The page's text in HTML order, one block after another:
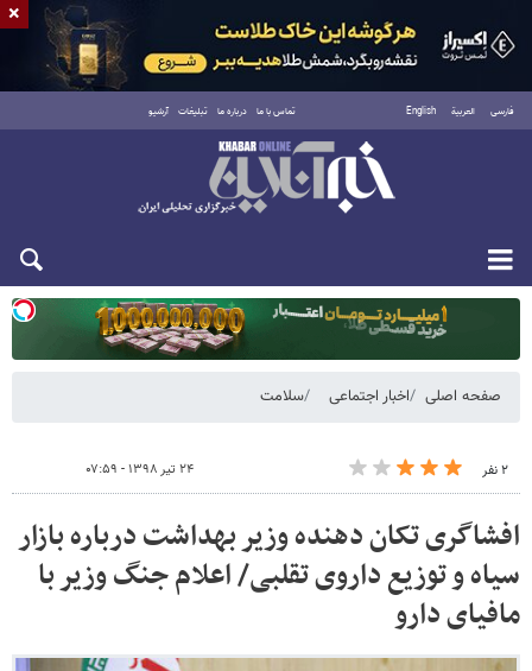
فارسی العربية English تماس با ما درباره ما تبلیغات آرشیو
یکشنبه ۱۸ مرداد ۱۴۰۵
صفحه اصلی اخبار اجتماعی سلامت
۲ نفر ۲۴ تیر ۱۳۹۸ - ۰۷:۵۹
افشاگری تکان دهنده وزیر بهداشت درباره بازار
سیاه و توزیع داروی تقلبی/ اعلام‌ جنگ‌ وزیر با
مافیای‌ دارو
×